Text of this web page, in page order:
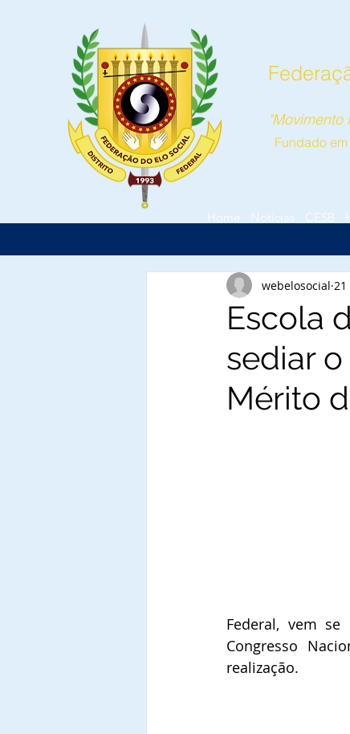
"Movimento
Fundado
Home Notícias CESB
Escola
sediar
Mérito
webelosocial
Federal, vem
Congresso
realização.